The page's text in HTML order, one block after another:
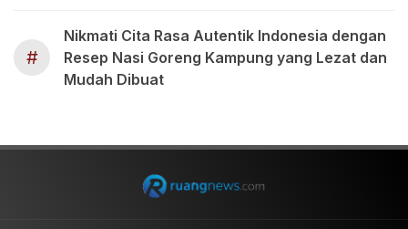
#
Nikmati Cita Rasa Autentik Indonesia dengan
Resep Nasi Goreng Kampung yang Lezat dan
Mudah Dibuat